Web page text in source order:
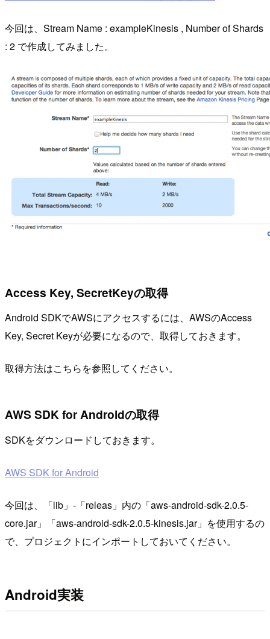
今回は、Stream Name : exampleKinesis , Number of Shards
: 2 で作成してみました。
Access Key, SecretKeyの取得
Android SDKでAWSにアクセスするには、AWSのAccess
Key, Secret Keyが必要になるので、取得しておきます。
取得方法はこちらを参照してください。
AWS SDK for Androidの取得
SDKをダウンロードしておきます。
AWS SDK for Android
今回は、「lib」-「releas」内の「aws-android-sdk-2.0.5-
core.jar」「aws-android-sdk-2.0.5-kinesis.jar」を使用するの
で、プロジェクトにインポートしておいてください。
Android実装